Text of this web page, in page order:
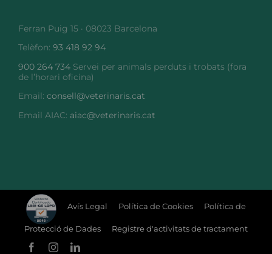
Ferran Puig 15 · 08023 Barcelona
Telèfon: 93 418 92 94
900 264 734 Servei per animals perduts i trobats (fora
de l’horari oficina)
Email: consell@veterinaris.cat
Email AIAC: aiac@veterinaris.cat
Avís Legal Política de Cookies Política de
Protecció de Dades
Registre d'activitats de tractament
FacebookInstagramLinkedIn